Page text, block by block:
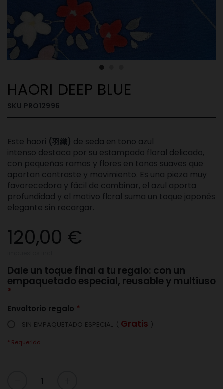
HAORI DEEP BLUE
SKU PRO12996
Este haori (羽織) de seda en tono azul
intenso destaca por su estampado floral delicado,
con pequeñas ramas y flores en tonos suaves que
aportan contraste y movimiento. Es una pieza muy
favorecedora y fácil de combinar, el azul aporta
profundidad y el motivo floral suma un toque japonés
elegante sin recargar.
120,00 €
Dale un toque final a tu regalo: con un
empaquetado especial, reusable y multiuso
Envoltorio regalo
SIN EMPAQUETADO ESPECIAL ( Gratis )
* Requerido